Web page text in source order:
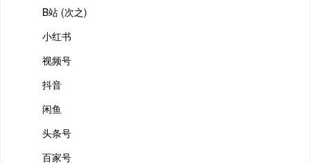
B站 (次之)
小红书
视频号
抖音
闲鱼
头条号
百家号